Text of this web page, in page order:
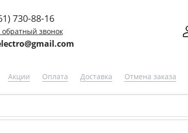
730-88-16
обратный звонок
Акции Оплата Доставка Отмена заказа